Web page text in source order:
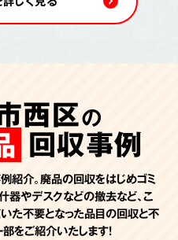
西区の
回収事例
紹介。廃品の回収をはじめゴミ
器やデスクなどの撤去など、こ
た不要となった品目の回収と不
をご紹介いたします！